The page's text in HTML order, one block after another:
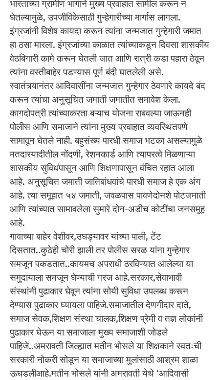
भारताच्या ग्रामीण भागाने मुख्य प्रवाहात सामील करून न
घेतल्यामुळे, उपजीविकेसाठी गुन्हेगारीच्या मार्गास लागला.
इंग्रजांनी विशेष कायदा करून त्यांना जन्मजात गुन्हेगारी जमात
हा ठसा मारला. इंग्रजांच्या काळात त्यांच्याकडून दिवसा शासकीय
वेठबिगारी कामे करून घेतली जात आणि रात्री कडा पहारा ठेवून
त्यांना वस्तीबाहेर पडण्यास पूर्ण बंदी घातलेली असे.
स्वातंत्र्यानंतर आदिवासींना जन्मजात गुन्हेगार ठेवणारे कायदे बंद
करून त्यांचा अनुसूचित जमाती जमातीत समावेश केला.
कागदोपत्री त्यांच्याकरता बऱ्याच योजना राबवल्या जाऊनही
पोलीस आणि समाजाने त्यांना मुख्य प्रवाहात व्यवस्थितपणे
सामावून घेतले नाही. बहुसंख्य पारधी समाज भटका असल्यामुळे
मतदारयादीतील नोंदणी, रेशनकार्ड आणि त्यापरत्वे मिळणाऱ्या
शासकीय सुविधंपासून आणि शिक्षणापासून वंचित रहात आला
आहे. अनुसूचित जमाती जातिबांधवांचे पारधी समाज हे एक अंग
आहे. त्या समूहात ५४ जमाती, जवळपास पावणेदोनशे पोटजमाती
आणि त्यांच्यात सामावलेला सुमारे दोन-अडीच कोटींचा जनसमूह
आहे.
गावाच्या बाहेर वेशीवर,उघड्यावर यांच्या पाली, टेंट
दिसतात..कुठेही चोरी झाली तर पोलीस सरळ यांना गुन्हेगार
समजून पकडतात..कायमच अपराधी ठरविण्यात आलेल्या या
समुदायाला समजून घेण्याची गरज आहे.सरकार,सेवाभावी
संस्थांनी पुढाकार घेवून त्यांना सोयी सुविधा उपलब्ध करून
देण्यास पुढाकार घ्यायला पाहिजे.समाजातील देणगीदार दाते,
समाज सेवक,शिक्षण संस्था चालक,शिक्षण प्रेमी व तज्ञ लोकांनी
पुढाकार घेऊन या समाजाला मुख्य समाजाशी जोडले
पाहिजे..अमरावती जिल्ह्यात मतीन भोसले या शिक्षकाने स्वतःची
सरकारी नोकरी सोडून या समाजाच्या मुलांसाठी आश्रम शाळा
ऊघडलीआहे.मतीन भोसले यांनी अमरावती येथे ‘आदिवासी